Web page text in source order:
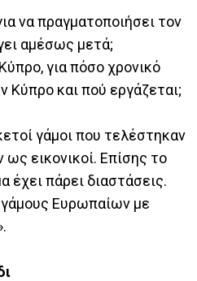
να πραγματοποιήσει τον
αμέσως μετά;
για πόσο χρονικό
Κύπρο και πού εργάζεται;
γάμοι που τελέστηκαν
εικονικοί. Επίσης το
έχει πάρει διαστάσεις.
γάμους Ευρωπαίων με